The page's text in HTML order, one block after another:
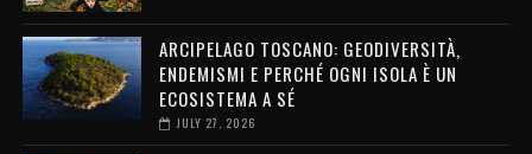
ARCIPELAGO TOSCANO: GEODIVERSITÀ,
ENDEMISMI E PERCHÉ OGNI ISOLA È UN
ECOSISTEMA A SÉ
JULY 27, 2026